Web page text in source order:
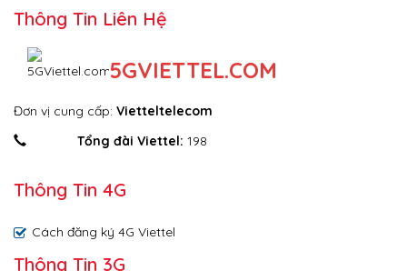
Thông Tin Liên Hệ
5GVIETTEL.COM
Đơn vị cung cấp: Vietteltelecom
Tổng đài Viettel: 198
Thông Tin 4G
Cách đăng ký 4G Viettel
Thông Tin 3G